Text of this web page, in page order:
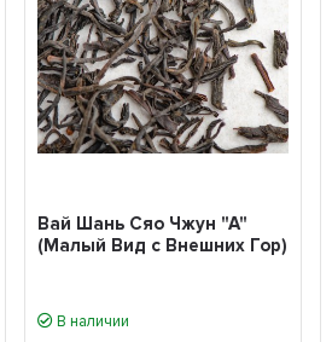
Вай Шань Сяо Чжун "А"
(Малый Вид с Внешних Гор)
В наличии